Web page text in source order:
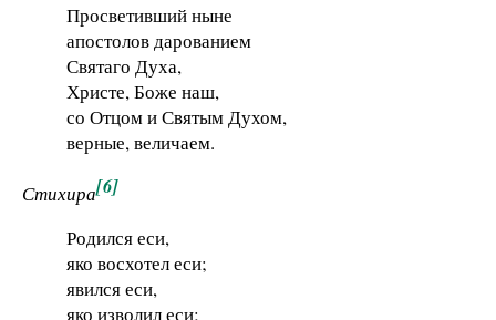
Просветивший ныне
апостолов дарованием
Святаго Духа,
Христе, Боже наш,
со Отцом и Святым Духом,
верные, величаем.
Стихира[6]
Родился еси,
яко восхотел еси;
явился еси,
яко изволил еси;